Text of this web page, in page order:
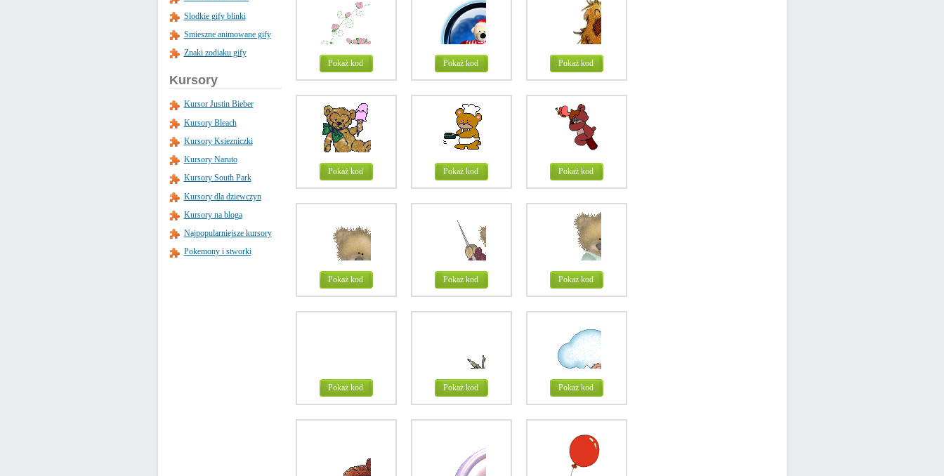
Slodkie gify blinki
Smieszne animowane gify
Znaki zodiaku gify
Kursory
Kursor Justin Bieber
Kursory Bleach
Kursory Ksiezniczki
Kursory Naruto
Kursory South Park
Kursory dla dziewczyn
Kursory na bloga
Najpopularniejsze kursory
Pokemony i stworki
Pokaż kod Pokaż kod Pokaż kod
Pokaż kod Pokaż kod Pokaż kod
Pokaż kod Pokaż kod Pokaż kod
Pokaż kod Pokaż kod Pokaż kod